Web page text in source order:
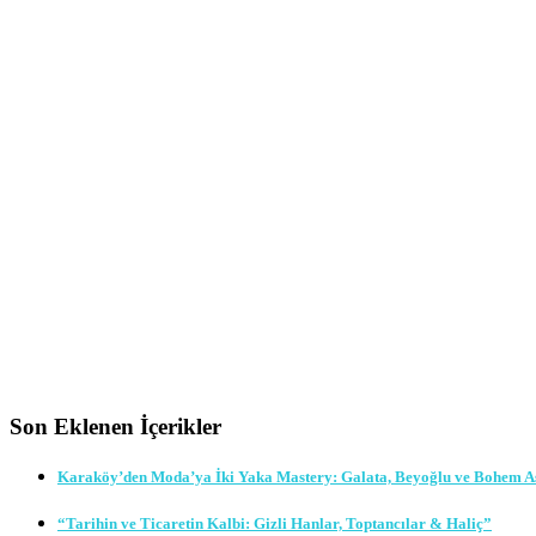
Son Eklenen İçerikler
Karaköy’den Moda’ya İki Yaka Mastery: Galata, Beyoğlu ve Bohem
“Tarihin ve Ticaretin Kalbi: Gizli Hanlar, Toptancılar & Haliç”